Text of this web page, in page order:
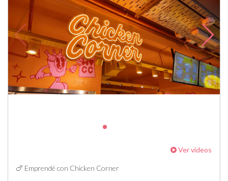
Ver videos
🍗 Emprendé con Chicken Corner